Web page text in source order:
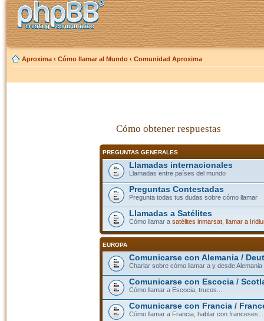
Aproxima ‹ Cómo llamar al Mundo ‹ Comunidad Aproxima
Cómo obtener respuestas
PREGUNTAS GENERALES
Llamadas internacionales
Llamadas entre países del mundo
Preguntas Contestadas
Pregunta todas tus dudas sobre cómo llamar
Llamadas a Satélites
Cómo llamar a satélites inmarsat, llamar a
EUROPA
Comunicarse con Alemania /
Charlar sobre cómo llamar a y desde Alemania
Comunicarse con Escocia /
Cómo llamar a Escocia, trucos...
Comunicarse con Francia /
Cómo llamar a Francia, hablar con franceses...